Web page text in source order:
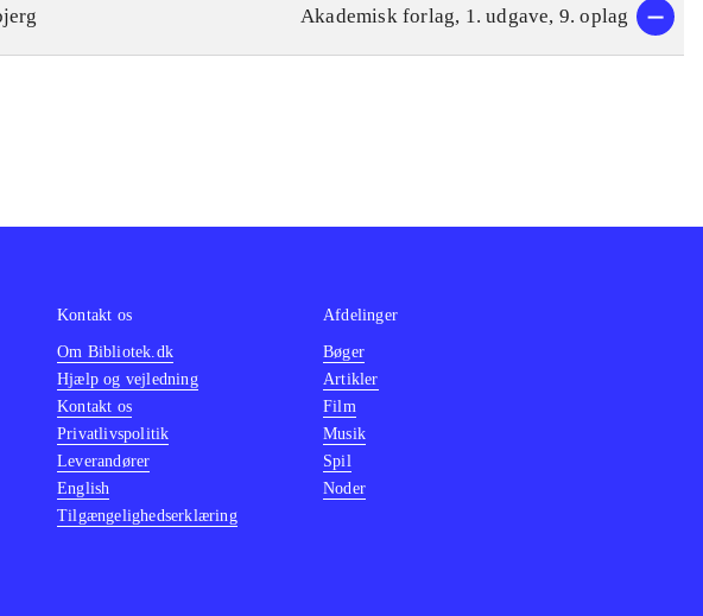
Akademisk forlag, 1. udgave, 9. oplag
Kontakt os
Om Bibliotek.dk
Hjælp og vejledning
Kontakt os
Privatlivspolitik
Leverandører
English
Tilgængelighedserklæring
Afdelinger
Bøger
Artikler
Film
Musik
Spil
Noder